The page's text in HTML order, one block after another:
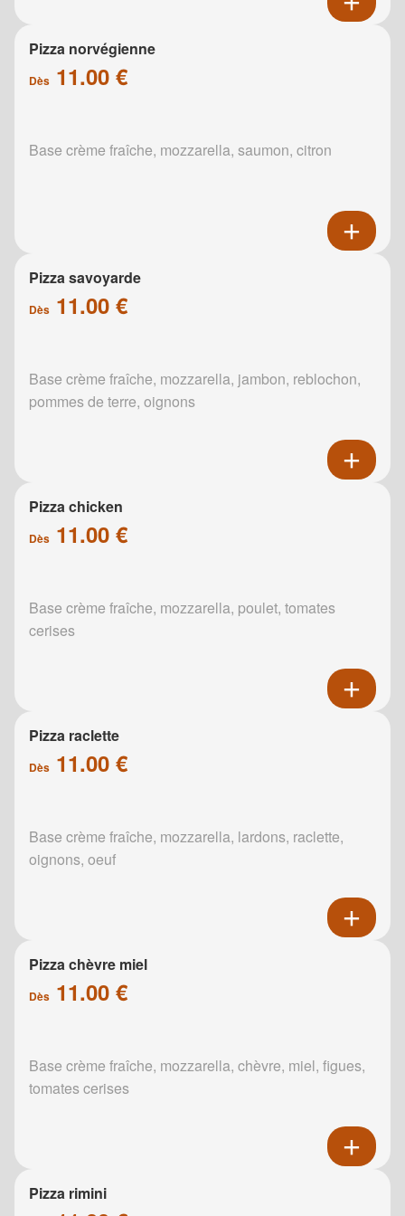
Pizza norvégienne
Dès 11.00 €
Base crème fraîche, mozzarella, saumon, citron
Pizza savoyarde
Dès 11.00 €
Base crème fraîche, mozzarella, jambon, reblochon,
pommes de terre, oignons
Pizza chicken
Dès 11.00 €
Base crème fraîche, mozzarella, poulet, tomates
cerises
Pizza raclette
Dès 11.00 €
Base crème fraîche, mozzarella, lardons, raclette,
oignons, oeuf
Pizza chèvre miel
Dès 11.00 €
Base crème fraîche, mozzarella, chèvre, miel, figues,
tomates cerises
Pizza rimini